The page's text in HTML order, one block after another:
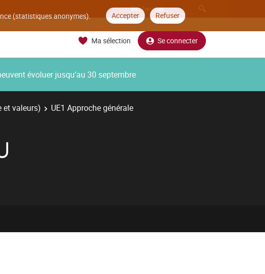
(statistiques anonymes). Accepter Refuser
Ma sélection Se connecter
évoluer jusqu’au 30 septembre
et valeurs)
UE1 Approche générale